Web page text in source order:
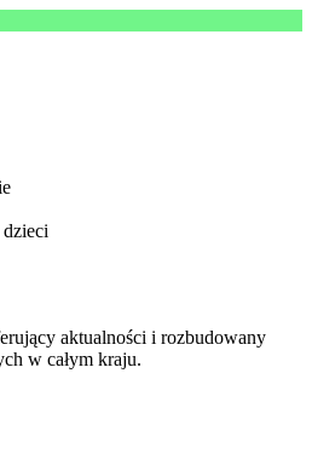
aktualności i rozbudowany
w całym kraju.